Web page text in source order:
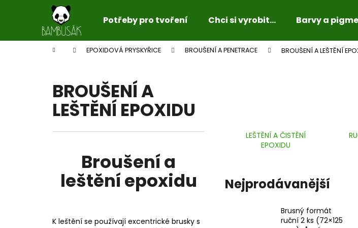
Potřeby pro tvoření Chci si vyrobit... Barvy a
Domů EPOXIDOVÁ PRYSKYŘICE BROUŠENÍ A PENETRACE BROUŠENÍ A LEŠTĚNÍ
BROUŠENÍ A
LEŠTĚNÍ EPOXIDU
Broušení a
leštění epoxidu
K leštění se používají excentrické brusky s
LEŠTĚNÍ A ČISTĚNÍ
EPOXIDU
Nejprodávanější
Brusný formát
ruční 2 ks (72×125
í
Zpět
do
Zpět
do
Co potřebujete
Doporučujeme